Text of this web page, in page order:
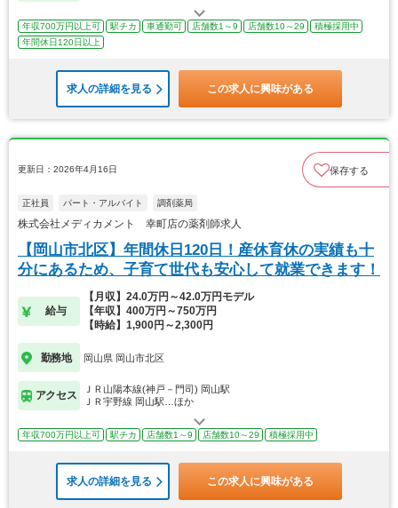
年収700万円以上可 駅チカ 車通勤可 店舗数1～9 店舗数10～29
積極採用中
年間休日120日以上
求人の詳細を見る この求人に興味がある
更新日：2026年4月16日 保存する
正社員 パート・アルバイト 調剤薬局
株式会社メディカメント 幸町店の薬剤師求人
【岡山市北区】年間休日120日！産休育休の実績も十
分にあるため、子育て世代も安心して就業できます！
給与
【月収】24.0万円～42.0万円モデル
【年収】400万円～750万円
【時給】1,900円～2,300円
勤務地 岡山県 岡山市北区
アクセス
ＪＲ山陽本線(神戸－門司) 岡山駅
ＪＲ宇野線 岡山駅…ほか
年収700万円以上可 駅チカ 店舗数1～9 店舗数10～29 積極採用中
求人の詳細を見る この求人に興味がある